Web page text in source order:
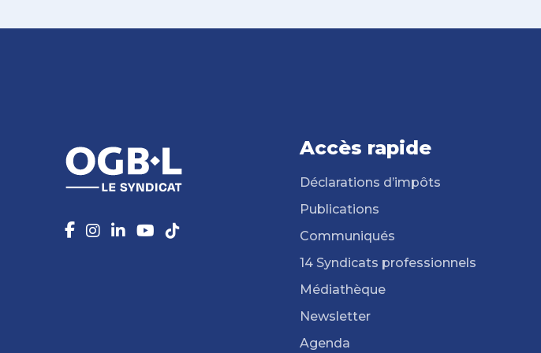
Accès rapide
Déclarations d’impôts
Publications
Communiqués
14 Syndicats professionnels
Médiathèque
Newsletter
Agenda